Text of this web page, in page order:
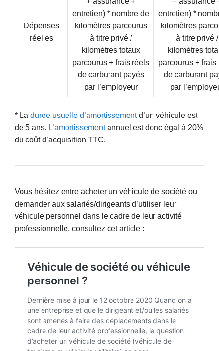
Dépenses
réelles
entretien) * nombre de
kilomètres parcourus
à titre privé /
kilomètres totaux
parcourus + frais réels
de carburant payés
par l’employeur
entretien) *
kilomètres
à titre privé /
kilomètres
parcourus + frais
de carburant
par
* La durée usuelle d’amortissementd’un véhicule est
de 5 ans. L’amortissementannuel est donc égal à 20%
du coût d’acquisition TTC.
Vous hésitez entre acheter un véhicule de société ou
demander aux salariés/dirigeants d’utiliser leur
véhicule personnel dans le cadre de leur activité
professionnelle, consultez cet article :